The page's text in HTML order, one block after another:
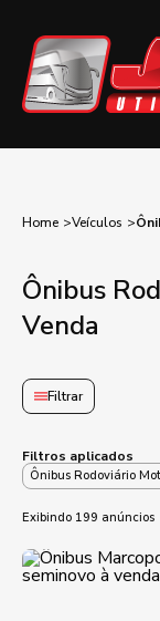
Home Veículos
Ônibus
Venda
Filtrar
Filtros aplicados
Ônibus Rodoviário
Exibindo 199 anúncios